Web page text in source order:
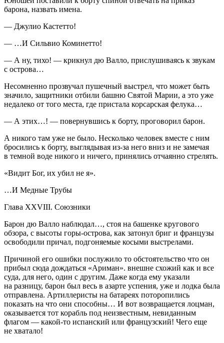
барона, назвать имена.
— Джулио Кастетто!
— …И Сильвио Коминетто!
— А ну, тихо! — крикнул дю Валло, прислушиваясь к звукам
с острова…
Несомненно прозвучал пушечный выстрел, что может быть
значило, защитники отбили башню Святой Марии, а это уже
недалеко от того места, где пристала корсарская фелука…
— А этих…! — повернувшись к борту, проговорил барон.
А никого там уже не было. Несколько человек вместе с ним
бросились к борту, выглядывая из-за него вниз и не замечая
в темной воде никого и ничего, принялись отчаянно стрелять.
«Видит Бог, их убил не я».
…И Медные Трубы
Глава XXVIII. Союзники
Барон дю Валло наблюдал…, стоя на башенке кругового
обзора, с высоты горы-острова, как затонул бриг и французы
освободили причал, подгоняемые косыми выстрелами.
Причиной его ошибки послужило то обстоятельство что он
прибыл сюда дождаться «Ариман». внешне схожий как и все
суда, для него, один с другим. Даже когда ему указали
на разницу, барон был весь в азарте успения, уже и лодка была
отправлена. Артиллеристы на батареях поторопились
показать на что они способны… И вот возвращается лоцман,
оказывается тот корабль под неизвестным, невиданным
флагом — какой-то испанский или французский! Чего еще
не хватало!